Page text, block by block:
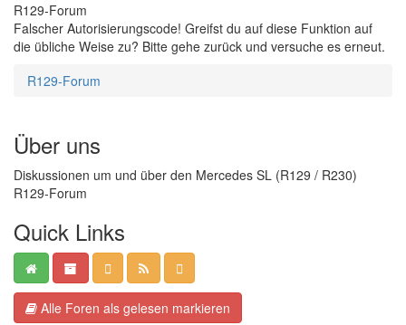
R129-Forum
Falscher Autorisierungscode! Greifst du auf diese Funktion auf
die übliche Weise zu? Bitte gehe zurück und versuche es erneut.
R129-Forum
Über uns
Diskussionen um und über den Mercedes SL (R129 / R230)
R129-Forum
Quick Links
Alle Foren als gelesen markieren